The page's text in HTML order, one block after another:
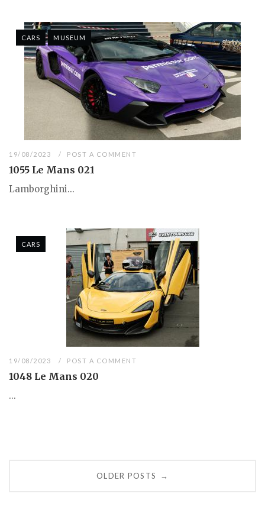
CARS MUSEUM
19/08/2023 POST A COMMENT
1055 Le Mans 021
Lamborghini...
CARS
19/08/2023 POST A COMMENT
1048 Le Mans 020
...
OLDER POSTS →